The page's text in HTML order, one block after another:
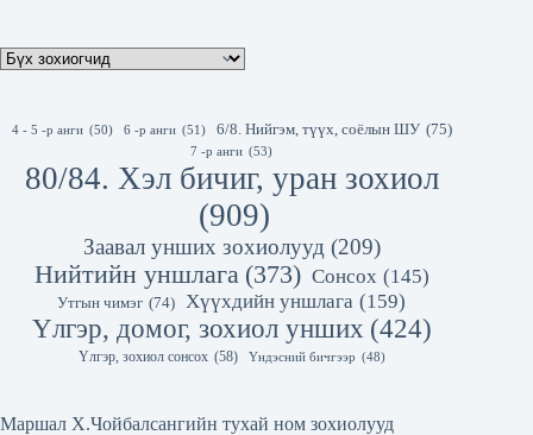
4 - 5 -р анги (50) 6 -р анги (51) 6/8. Нийгэм, түүх, соёлын ШУ (75)
7 -р анги (53)
80/84. Хэл бичиг, уран зохиол
(909)
Заавал унших зохиолууд (209)
Нийтийн уншлага (373) Сонсох (145)
Утгын чимэг (74) Хүүхдийн уншлага (159)
Үлгэр, домог, зохиол унших (424)
Үлгэр, зохиол сонсох (58) Үндэсний бичгээр (48)
Маршал Х.Чойбалсангийн тухай ном зохиолууд